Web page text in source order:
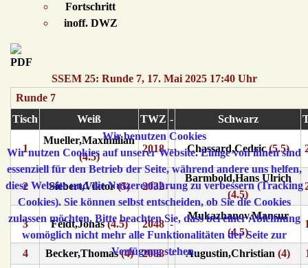
Fortschritt
inoff. DWZ
SSEM 25: Runde 7, 17. Mai 2025 17:40 Uhr
Runde 7
Tisch
Weiß TWZ - Schwarz
1
Mueller,Maximilian
(4.5)
2018 - Chassard,Cedric(5.5)
2 Siebert,Viktor(5) 2032 -
Barmbold,Hans Ulrich
(4.5)
3 Feidt,Jonas(4.5) 2048 -
Mukazhanov,Mansur
(4.5)
4 Becker,Thomas(4) 2088 - Augustin,Christian (4)
Wir benutzen Cookies
Wir nutzen Cookies auf unserer Website. Einige von ihnen sind
essenziell für den Betrieb der Seite, während andere uns helfen,
diese Website und die Nutzererfahrung zu verbessern (Tracking
Cookies). Sie können selbst entscheiden, ob Sie die Cookies
zulassen möchten. Bitte beachten Sie, dass bei einer Ablehnung
womöglich nicht mehr alle Funktionalitäten der Seite zur
Verfügung stehen.